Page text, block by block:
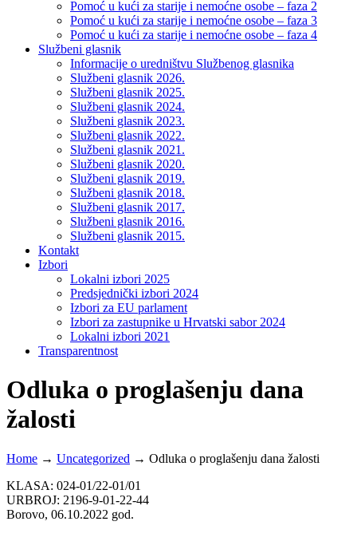
Pomoć u kući za starije i nemoćne osobe – faza 2
Pomoć u kući za starije i nemoćne osobe – faza 3
Pomoć u kući za starije i nemoćne osobe – faza 4
Službeni glasnik
Informacije o uredništvu Službenog glasnika
Službeni glasnik 2026.
Službeni glasnik 2025.
Službeni glasnik 2024.
Službeni glasnik 2023.
Službeni glasnik 2022.
Službeni glasnik 2021.
Službeni glasnik 2020.
Službeni glasnik 2019.
Službeni glasnik 2018.
Službeni glasnik 2017.
Službeni glasnik 2016.
Službeni glasnik 2015.
Kontakt
Izbori
Lokalni izbori 2025
Predsjednički izbori 2024
Izbori za EU parlament
Izbori za zastupnike u Hrvatski sabor 2024
Lokalni izbori 2021
Transparentnost
Odluka o proglašenju dana
žalosti
Home → Uncategorized → Odluka o proglašenju dana žalosti
KLASA: 024-01/22-01/01
URBROJ: 2196-9-01-22-44
Borovo, 06.10.2022 god.